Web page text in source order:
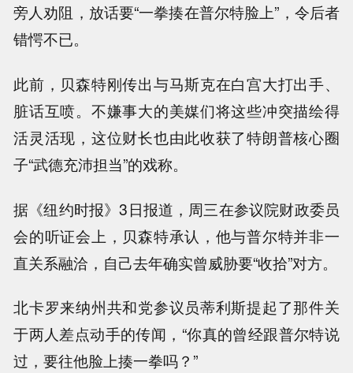
旁人劝阻，放话要“一拳揍在普尔特脸上”，令后者
错愕不已。
此前，贝森特刚传出与马斯克在白宫大打出手、
脏话互喷。不嫌事大的美媒们将这些冲突描绘得
活灵活现，这位财长也由此收获了特朗普核心圈
子“武德充沛担当”的戏称。
据《纽约时报》3日报道，周三在参议院财政委员
会的听证会上，贝森特承认，他与普尔特并非一
直关系融洽，自己去年确实曾威胁要“收拾”对方。
北卡罗来纳州共和党参议员蒂利斯提起了那件关
于两人差点动手的传闻，“你真的曾经跟普尔特说
过，要往他脸上揍一拳吗？”